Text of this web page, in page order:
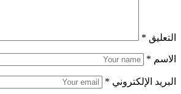
التعليق *
الاسم *
البريد الإلكتروني *